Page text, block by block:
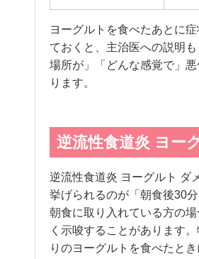
ヨーグルトを食べたあとに
ておくと、主治医への説明
場所が」「どんな感覚で」
ります。
逆流性食道炎 ヨー
逆流性食道炎 ヨーグルト ダ
挙げられるのが「朝食後30
朝食に取り入れている方の
く示唆することがあります
りのヨーグルトを食べたと